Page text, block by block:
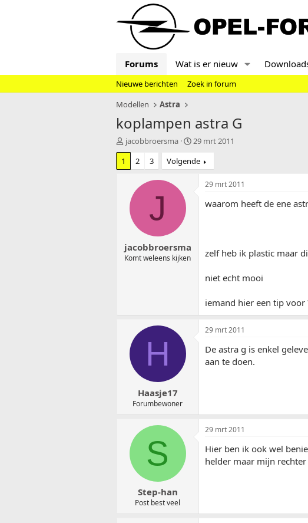
Forums Wat is er nieuw
Nieuwe berichten
Zoek in forum
Modellen
Astra
koplampen astra G
T
o
i
e
r
jacobbroersma
S
a
r
29 mrt 2011
1
2 3 Volgende
J
jacobbroersma
Komt weleens kijken
29 mrt 2011
waarom heeft de ene
zelf heb ik plastic maar
niet echt mooi
iemand hier een tip voor
H
Haasje17
Forumbewoner
29 mrt 2011
De astra g is enkel
aan te doen.
S
Step-han
Post best veel
29 mrt 2011
Hier ben ik ook wel
helder maar mijn